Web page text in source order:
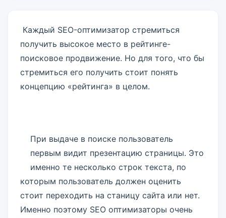
Каждый SEO-оптимизатор стремиться
получить высокое место в рейтинге-
поисковое продвижение. Но для того, что бы
стремиться его получить стоит понять
концепцию «рейтинга» в целом.
При выдаче в поиске пользователь
первым видит презентацию страницы. Это
именно те несколько строк текста, по
которым пользователь должен оценить
стоит переходить на станицу сайта или нет.
Именно поэтому SEO оптимизаторы очень